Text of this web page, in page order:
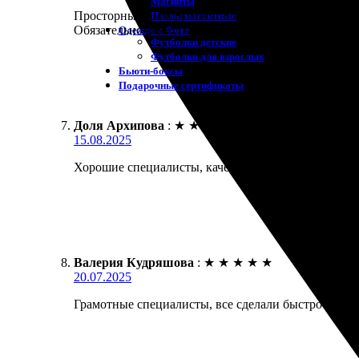
Пазлы магнитные
Одежда с Фото
Футболки детские
Футболки для взрослых
Бьюти-боксы
Подарочные сертификаты
Просторный выбор, понятные цены и отличный
Обязательно вернусь за другими сувенирами!
Доля Архипова : ★ ★
15.08.2025
Хорошие специалисты, качественная печать.
Валерия Кудряшова : ★ ★ ★ ★ ★
20.07.2025
Грамотные специалисты, все сделали быстро и